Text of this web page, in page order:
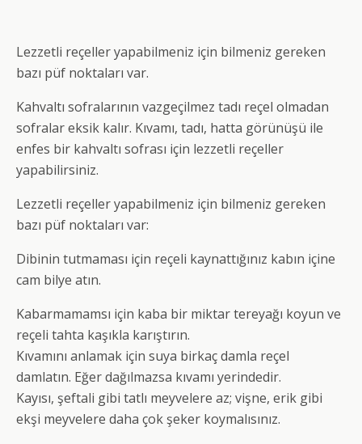
Lezzetli reçeller yapabilmeniz için bilmeniz gereken
bazı püf noktaları var.
Kahvaltı sofralarının vazgeçilmez tadı reçel olmadan
sofralar eksik kalır. Kıvamı, tadı, hatta görünüşü ile
enfes bir kahvaltı sofrası için lezzetli reçeller
yapabilirsiniz.
Lezzetli reçeller yapabilmeniz için bilmeniz gereken
bazı püf noktaları var:
Dibinin tutmaması için reçeli kaynattığınız kabın içine
cam bilye atın.
Kabarmamamsı için kaba bir miktar tereyağı koyun ve
reçeli tahta kaşıkla karıştırın.
Kıvamını anlamak için suya birkaç damla reçel
damlatın. Eğer dağılmazsa kıvamı yerindedir.
Kayısı, şeftali gibi tatlı meyvelere az; vişne, erik gibi
ekşi meyvelere daha çok şeker koymalısınız.